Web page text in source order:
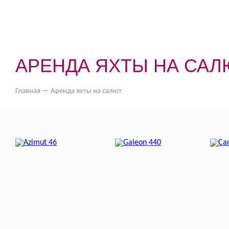
АРЕНДА ЯХТЫ НА
Главная — Аренда яхты на салют